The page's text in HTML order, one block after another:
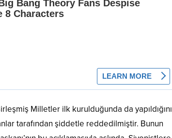
Milletler ilk kurulduğunda da yapıldığını
tarafından şiddetle reddedilmiştir. Bunun